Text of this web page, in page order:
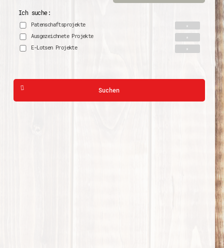
Ich suche:
Patenschaftsprojekte
Ausgezeichnete Projekte
E-Lotsen Projekte
Suchen